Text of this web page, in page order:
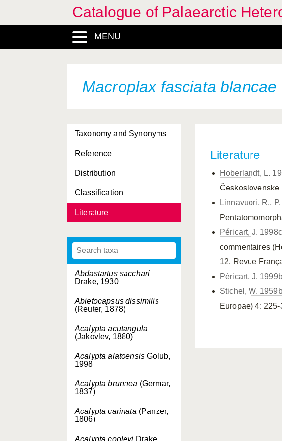
Catalogue of Palaearctic
MENU
Macroplax fasciatablancae
Taxonomy and Synonyms
Reference
Distribution
Classification
Literature
Abdastartus sacchari
Drake, 1930
Abietocapsus dissimilis
(Reuter, 1878)
Acalypta acutangula
(Jakovlev, 1880)
Acalypta alatoensis Golub,
1998
Acalypta brunnea (Germar,
1837)
Acalypta carinata (Panzer,
1806)
Acalypta cooleyi Drake,
Literature
Hoberlandt, L.
Československe
Linnavuori, R.,
Péricart, J. 1998c
commentaires
12. Revue
Péricart, J. 1999b
Stichel, W. 1959b
Europae) 4: